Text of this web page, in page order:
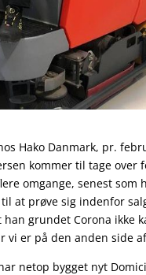
Hako Danmark, pr.
kommer til tage over
omgange, senest som
at prøve sig indenfor
grundet Corona ikke
vi er på den anden side
netop bygget nyt